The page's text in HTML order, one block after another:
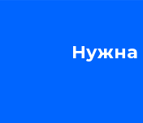
Нужна